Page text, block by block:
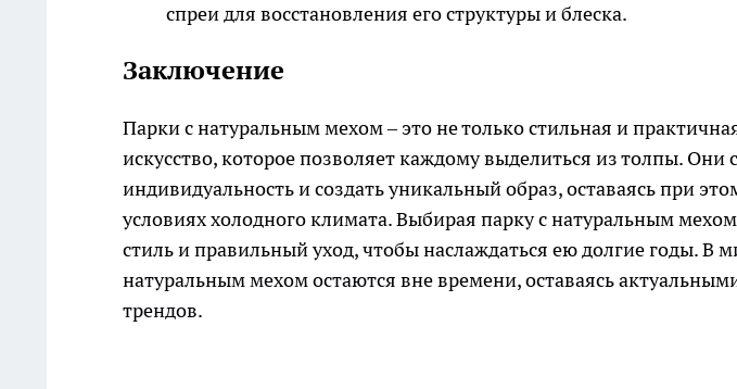
спреи для восстановления его структуры и блеска.
Заключение
Парки с натуральным мехом – это не только стильная и
искусство, которое позволяет каждому выделиться из толпы. Они
индивидуальность и создать уникальный образ, оставаясь при
условиях холодного климата. Выбирая парку с натуральным
стиль и правильный уход, чтобы наслаждаться ею долгие годы. В
натуральным мехом остаются вне времени, оставаясь
трендов.